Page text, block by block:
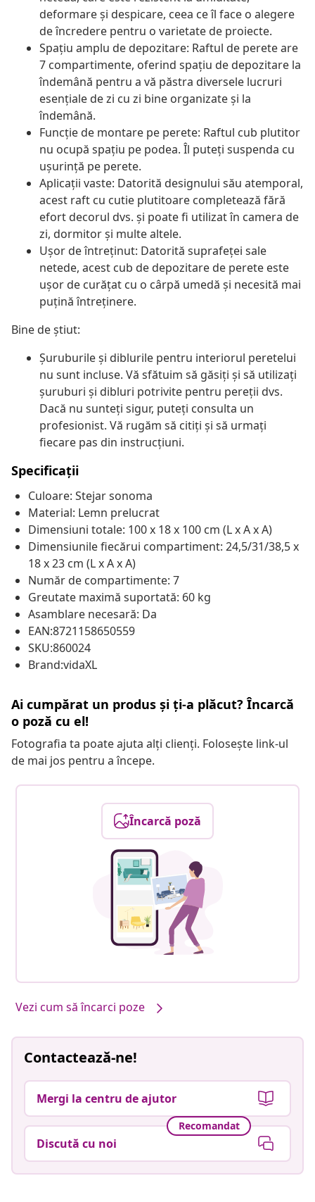
deformare și despicare, ceea ce îl face o alegere
de încredere pentru o varietate de proiecte.
Spațiu amplu de depozitare: Raftul de perete are
7 compartimente, oferind spațiu de depozitare la
îndemână pentru a vă păstra diversele lucruri
esențiale de zi cu zi bine organizate și la
îndemână.
Funcție de montare pe perete: Raftul cub plutitor
nu ocupă spațiu pe podea. Îl puteți suspenda cu
ușurință pe perete.
Aplicații vaste: Datorită designului său atemporal,
acest raft cu cutie plutitoare completează fără
efort decorul dvs. și poate fi utilizat în camera de
zi, dormitor și multe altele.
Ușor de întreținut: Datorită suprafeței sale
netede, acest cub de depozitare de perete este
ușor de curățat cu o cârpă umedă și necesită mai
puțină întreținere.
Bine de știut:
Șuruburile și diblurile pentru interiorul peretelui
nu sunt incluse. Vă sfătuim să găsiți și să utilizați
șuruburi și dibluri potrivite pentru pereții dvs.
Dacă nu sunteți sigur, puteți consulta un
profesionist. Vă rugăm să citiți și să urmați
fiecare pas din instrucțiuni.
Specificații
Culoare: Stejar sonoma
Material: Lemn prelucrat
Dimensiuni totale: 100 x 18 x 100 cm (L x A x A)
Dimensiunile fiecărui compartiment: 24,5/31/38,5 x
18 x 23 cm (L x A x A)
Număr de compartimente: 7
Greutate maximă suportată: 60 kg
Asamblare necesară: Da
EAN:8721158650559
SKU:860024
Brand:vidaXL
Ai cumpărat un produs și ți-a plăcut? Încarcă
o poză cu el!
Fotografia ta poate ajuta alți clienți. Folosește link-ul
de mai jos pentru a începe.
Încarcă poză
Vezi cum să încarci poze
Contactează-ne!
Mergi la centru de ajutor
Recomandat
Discută cu noi